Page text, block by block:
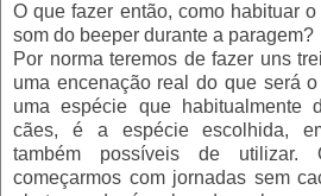
O que fazer então, como habituar
som do beeper durante a paragem?
Por norma teremos de fazer uns
uma encenação real do que será
uma espécie que habitualmente
cães, é a espécie escolhida,
também possíveis de
começarmos com jornadas sem